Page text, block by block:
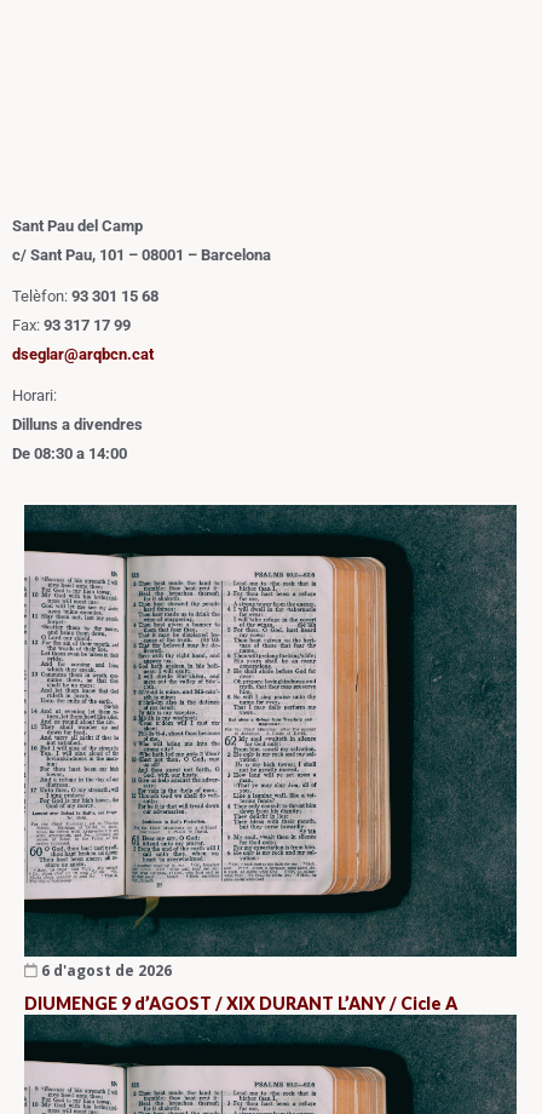
Sant Pau del Camp
c/ Sant Pau, 101 – 08001 – Barcelona
Telèfon: 93 301 15 68
Fax: 93 317 17 99
dseglar@arqbcn.cat
Horari:
Dilluns a divendres
De 08:30 a 14:00
6 d'agost de 2026
DIUMENGE 9 d’AGOST / XIX DURANT L’ANY / Cicle A